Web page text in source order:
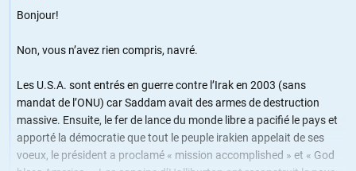
Bonjour!
Non, vous n’avez rien compris, navré.
Les U.S.A. sont entrés en guerre contre l’Irak en 2003 (sans
mandat de l’ONU) car Saddam avait des armes de destruction
massive. Ensuite, le fer de lance du monde libre a pacifié le pays et
apporté la démocratie que tout le peuple irakien appelait de ses
voeux, le président a proclamé « mission accomplished » et « God